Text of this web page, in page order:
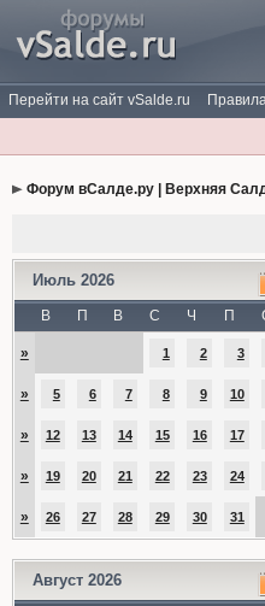
Перейти на сайт vSalde.ru
Форум вСалде.ру | Верхняя
Июль 2026
В П В С Ч П
» 1 2 3
» 5 6 7 8 9 10
» 12 13 14 15 16 17
» 19 20 21 22 23 24
» 26 27 28 29 30 31
Август 2026